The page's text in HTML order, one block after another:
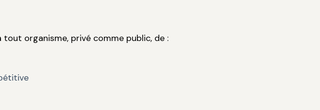
organisme, privé comme public, de :